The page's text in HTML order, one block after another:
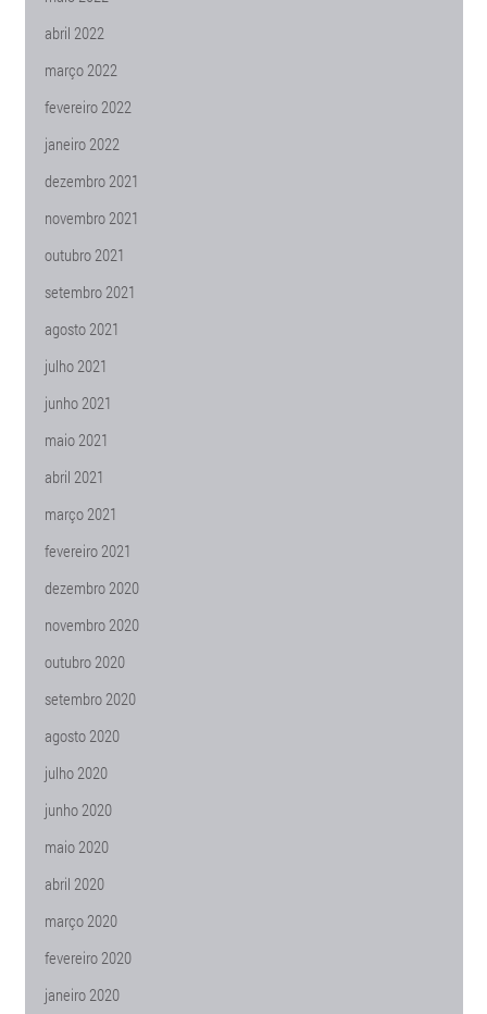
abril 2022
março 2022
fevereiro 2022
janeiro 2022
dezembro 2021
novembro 2021
outubro 2021
setembro 2021
agosto 2021
julho 2021
junho 2021
maio 2021
abril 2021
março 2021
fevereiro 2021
dezembro 2020
novembro 2020
outubro 2020
setembro 2020
agosto 2020
julho 2020
junho 2020
maio 2020
abril 2020
março 2020
fevereiro 2020
janeiro 2020